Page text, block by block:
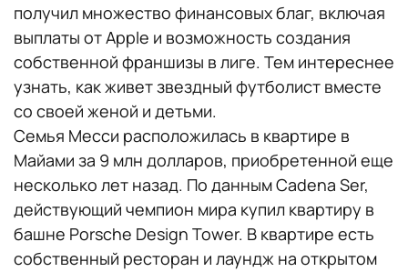
получил множество финансовых благ, включая
выплаты от Apple и возможность создания
собственной франшизы в лиге. Тем интереснее
узнать, как живет звездный футболист вместе
со своей женой и детьми.
Семья Месси расположилась в квартире в
Майами за 9 млн долларов, приобретенной еще
несколько лет назад. По данным Cadena Ser,
действующий чемпион мира купил квартиру в
башне Porsche Design Tower. В квартире есть
собственный ресторан и лаундж на открытом